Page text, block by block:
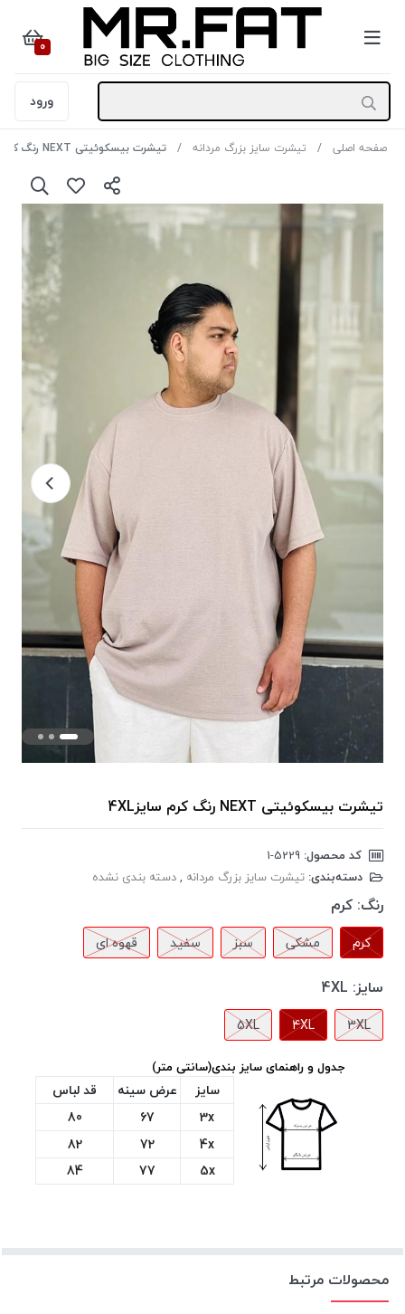
0
ورود
صفحه اصلی تیشرت سایز بزرگ مردانه تیشرت بیسکوئیتی NEXT رنگ کرم سایز4XL
تیشرت بیسکوئیتی NEXT رنگ کرم سایز4XL
کد محصول:
دسته‌بندی: تیشرت سایز بزرگ مردانه ,دسته بندی نشده
رنگ: کرم
کرم مشکی سبز سفید قهوه ای
سایز: 4XL
3XL
4XL
5XL
جدول و راهنمای سایز بندی(سانتی متر)
سایز عرض سینه
قد لباس
3x
67
80
4x
72
82
5x
77
84
محصولات مرتبط